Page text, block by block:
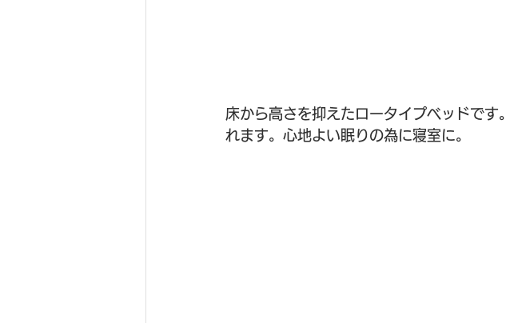
床から高さを抑えたロータイプベッドで
れます。心地よい眠りの為に寝室に。